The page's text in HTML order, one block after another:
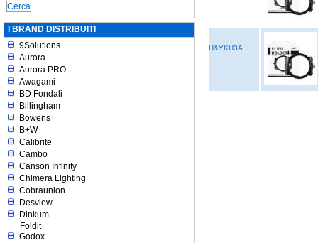
I BRAND DISTRIBUITI
9Solutions
Aurora
Aurora PRO
Awagami
BD Fondali
Billingham
Bowens
B+W
Calibrite
Cambo
Canson Infinity
Chimera Lighting
Cobraunion
Desview
Dinkum
Foldit
Godox
H&YKH3A